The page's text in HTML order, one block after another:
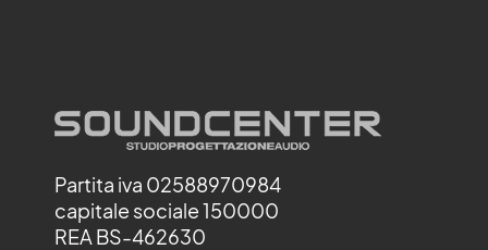
Partita iva 02588970984
capitale sociale 150000
REA BS-462630